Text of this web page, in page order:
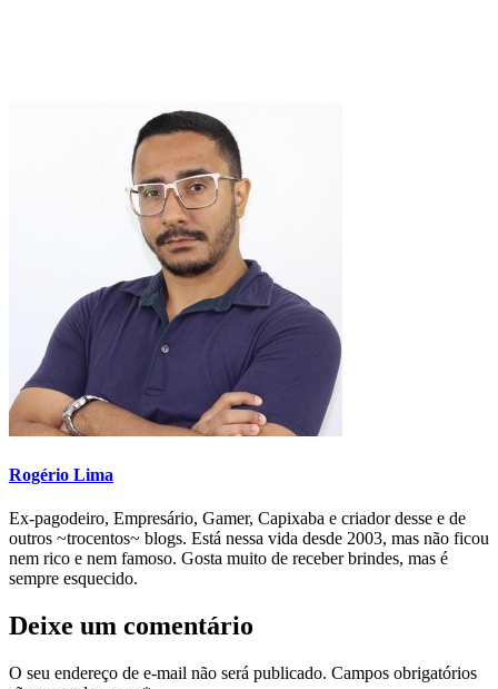
Rogério Lima
Ex-pagodeiro, Empresário, Gamer, Capixaba e criador desse e de
outros ~trocentos~ blogs. Está nessa vida desde 2003, mas não ficou
nem rico e nem famoso. Gosta muito de receber brindes, mas é
sempre esquecido.
Deixe um comentário
O seu endereço de e-mail não será publicado. Campos obrigatórios